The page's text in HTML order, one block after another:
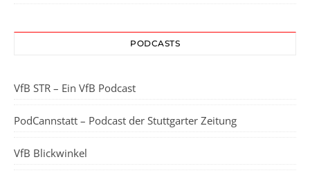
PODCASTS
VfB STR – Ein VfB Podcast
PodCannstatt – Podcast der Stuttgarter Zeitung
VfB Blickwinkel